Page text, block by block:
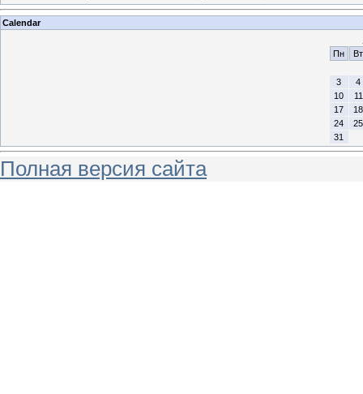
Calendar
Пн
Вт
3
4
10
11
17
18
24
25
31
Полная версия сайта